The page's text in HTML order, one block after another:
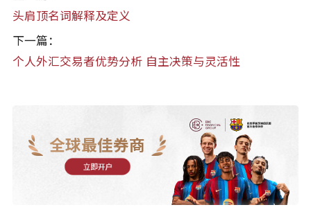
头肩顶名词解释及定义
下一篇：
个人外汇交易者优势分析 自主决策与灵活性
全球最佳券商
立即开户